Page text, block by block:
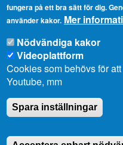
Strandgatan 37, AX-
Telefonnummer:
+358 18 25000
E-
post:
info@lagtinget.ax
Fler:
Kontakta lagtingets
fungera på ett bra sätt för dig.
använder kakor. Mer
Nödvändiga kakor
Videoplattform
Cookies som behövs för
Youtube, mm
Spara inställningar